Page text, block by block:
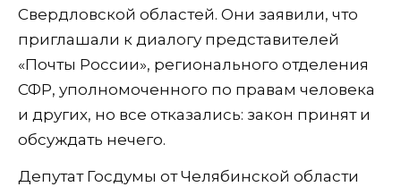
Свердловской областей. Они заявили, что
приглашали к диалогу представителей
«Почты России», регионального отделения
СФР, уполномоченного по правам человека
и других, но все отказались: закон принят и
обсуждать нечего.
Депутат Госдумы от Челябинской области